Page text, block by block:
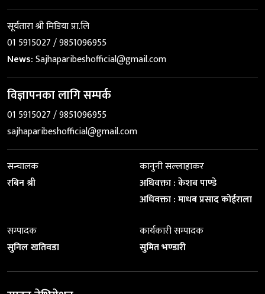
सूर्यतारा श्री मिडिया प्रा.लि
01 5915027 / 9851096955
News:Sajhaparibeshofficial@gmail.com
विज्ञापनका लागि सम्पर्क
01 5915027 / 9851096955
sajhaparibeshofficial@gmail.com
सन्चालक
रबिन श्री
कानुनी सल्लाहाकर
अधिवक्ता : केशब पाण्डे
अधिवक्ता : माधब प्रसाद कोईराला
सम्पादक
सुनिल खतिवडा
कार्यकारी सम्पादक
सुमित भण्डारी